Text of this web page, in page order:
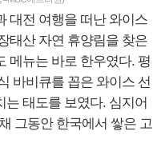
대전 여행을 떠난 와이스
태산 자연 휴양림을 찾은
메뉴는 바로 한우였다. 평
바비큐를 꼽은 와이스 선
태도를 보였다. 심지어
그동안 한국에서 쌓은 고